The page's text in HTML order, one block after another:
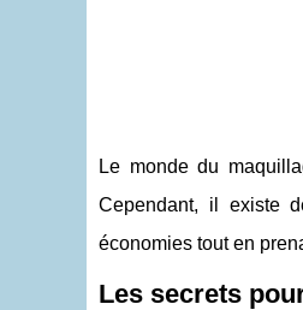
Le monde du
Cependant, il existe
économies tout en
Les secrets